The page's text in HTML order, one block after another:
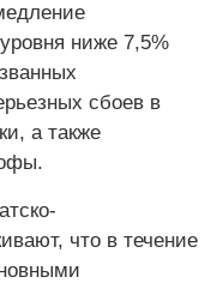
ниже 7,5%
сбоев в
а также
что в течение